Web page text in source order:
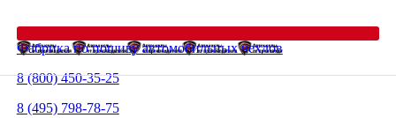
Фабрика по пошиву автомобильных чехлов
8 (800) 450-35-25
8 (495) 798-78-75